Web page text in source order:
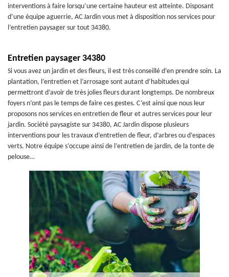
interventions à faire lorsqu’une certaine hauteur est atteinte. Disposant
d’une équipe aguerrie, AC Jardin vous met à disposition nos services pour
l’entretien paysager sur tout 34380.
Entretien paysager 34380
Si vous avez un jardin et des fleurs, il est très conseillé d’en prendre soin. La
plantation, l’entretien et l’arrosage sont autant d’habitudes qui
permettront d’avoir de très jolies fleurs durant longtemps. De nombreux
foyers n’ont pas le temps de faire ces gestes. C’est ainsi que nous leur
proposons nos services en entretien de fleur et autres services pour leur
jardin. Société paysagiste sur 34380, AC Jardin dispose plusieurs
interventions pour les travaux d’entretien de fleur, d’arbres ou d’espaces
verts. Notre équipe s’occupe ainsi de l’entretien de jardin, de la tonte de
pelouse…